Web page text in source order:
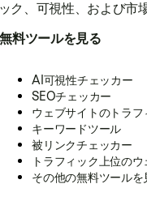
ク、可視性、および
無料ツールを見る
AI可視性チェッカー
SEOチェッカー
ウェブサイトのトラ
キーワードツール
被リンクチェッカー
トラフィック上位の
その他の無料ツールを